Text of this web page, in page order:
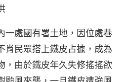
一處國有署土地，因位處巷
肖民眾搭上鐵皮占據，成為
，由於鐵皮年久失修搖搖欲